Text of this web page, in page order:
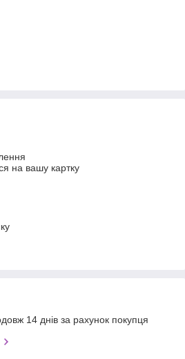
на вашу картку
14 днів за рахунок покупця